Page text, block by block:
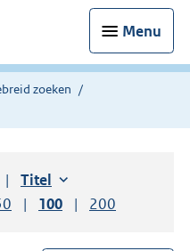
Menu
zoeken
Sorteer op:
Titel oplopend
paginaper pagina
resultaten per pagina
Toon
100 resultaten per
Toon
200